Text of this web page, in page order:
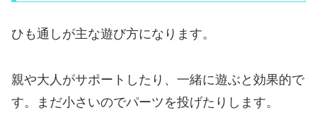
ひも通しが主な遊び方になります。
親や大人がサポートしたり、一緒に遊ぶと効果的で
す。まだ小さいのでパーツを投げたりします。